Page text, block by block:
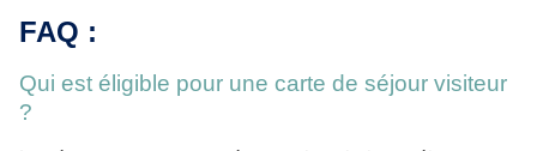
FAQ :
Qui est éligible pour une carte de séjour visiteur
?